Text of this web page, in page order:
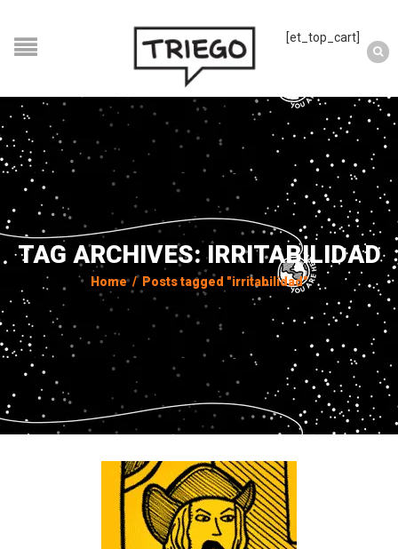
[et_top_cart]
TAG ARCHIVES: IRRITABILIDAD
Home / Posts tagged "irritabilidad"